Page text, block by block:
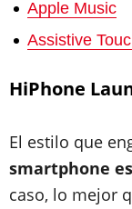
Apple Music
Assistive
HiPhone
El estilo que
smartphone
caso, lo mejor